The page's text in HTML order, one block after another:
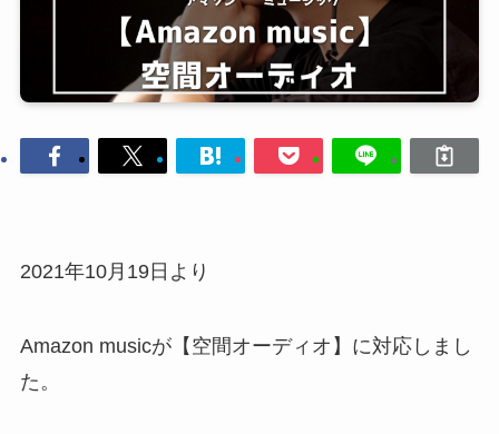
2021年10月19日より
Amazon musicが【空間オーディオ】に対応しまし
た。